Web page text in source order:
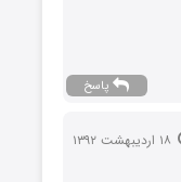
پاسخ